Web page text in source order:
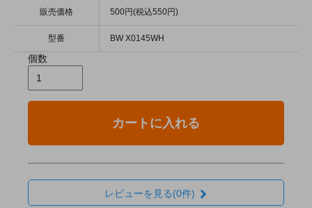
販売価格 500円(税込550円)
型番 BW X0145WH
個数
カートに入れる
レビューを見る(0件)